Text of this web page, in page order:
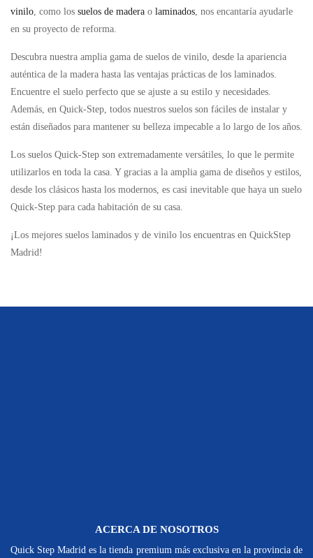
vinilo, como los suelos de madera o laminados, nos encantaría ayudarle
en su proyecto de reforma.
Descubra nuestra amplia gama de suelos de vinilo, desde la apariencia
auténtica de la madera hasta las ventajas prácticas de los laminados.
Encuentre el suelo perfecto que se ajuste a su estilo y necesidades.
Además, en Quick-Step, todos nuestros suelos son fáciles de instalar y
están diseñados para mantener su belleza impecable a lo largo de los años.
Los suelos Quick-Step son extremadamente versátiles, lo que le permite
utilizarlos en toda la casa. Y gracias a la amplia gama de diseños y estilos,
desde los clásicos hasta los modernos, es casi inevitable que haya un suelo
Quick-Step para cada habitación de su casa.
¡Los mejores suelos laminados y de vinilo los encuentras en QuickStep
Madrid!
ACERCA DE NOSOTROS
Quick Step Madrid es la tienda premium más exclusiva en la provincia de